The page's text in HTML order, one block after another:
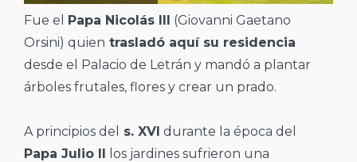
Fue el Papa Nicolás III (Giovanni Gaetano
Orsini) quien trasladó aquí su residencia
desde el Palacio de Letrán y mandó a plantar
árboles frutales, flores y crear un prado.
A principios del s. XVI durante la época del
Papa Julio II los jardines sufrieron una